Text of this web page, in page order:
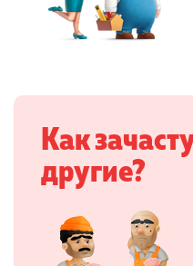
Как
другие?